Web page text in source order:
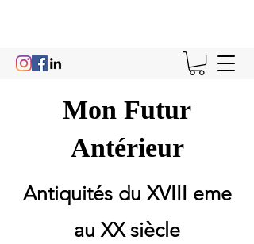
Mon Futur
Antérieur
Antiquités du XVIII eme
au XX siècle